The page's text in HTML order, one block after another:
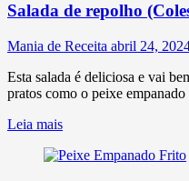
Salada de repolho
Mania de Receita abril 24,
Esta salada é deliciosa e vai
pratos como o peixe
Leia mais